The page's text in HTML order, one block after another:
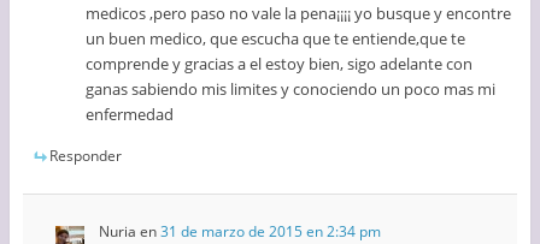
medicos ,pero paso no vale la pena¡¡¡¡ yo busque y encontre
un buen medico, que escucha que te entiende,que te
comprende y gracias a el estoy bien, sigo adelante con
ganas sabiendo mis limites y conociendo un poco mas mi
enfermedad
Responder
Nuria en31 de marzo de 2015 en 2:34 pm